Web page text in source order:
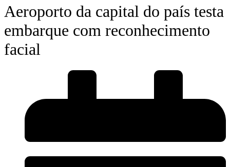
Aeroporto da capital do país testa
embarque com reconhecimento
facial